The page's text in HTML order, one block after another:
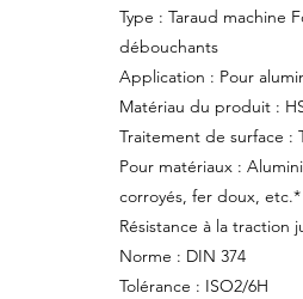
Type : Taraud machine
débouchants
Application : Pour
Matériau du produit :
Traitement de surface :
Pour matériaux :
corroyés, fer doux, etc.*
Résistance à la traction
Norme : DIN 374
Tolérance : ISO2/6H